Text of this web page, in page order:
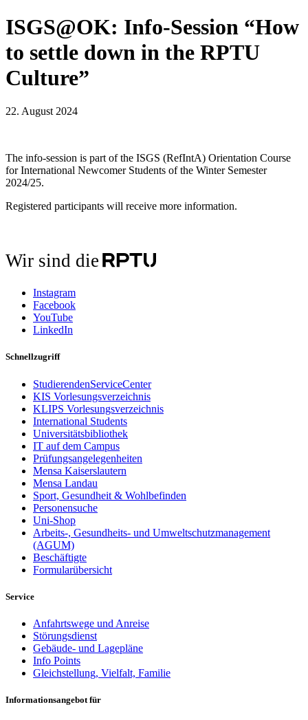
ISGS@OK: Info-Session “How
to settle down in the RPTU
Culture”
22. August 2024
The info-session is part of the ISGS (RefIntA) Orientation Course
for International Newcomer Students of the Winter Semester
2024/25.
Registered participants will receive more information.
Wir sind die
Instagram
Facebook
YouTube
LinkedIn
Schnellzugriff
StudierendenServiceCenter
KIS Vorlesungsverzeichnis
KLIPS Vorlesungsverzeichnis
International Students
Universitätsbibliothek
IT auf dem Campus
Prüfungsangelegenheiten
Mensa Kaiserslautern
Mensa Landau
Sport, Gesundheit & Wohlbefinden
Personensuche
Uni-Shop
Arbeits-, Gesundheits- und Umweltschutzmanagement
(AGUM)
Beschäftigte
Formularübersicht
Service
Anfahrtswege und Anreise
Störungsdienst
Gebäude- und Lagepläne
Info Points
Gleichstellung, Vielfalt, Familie
Informationsangebot für